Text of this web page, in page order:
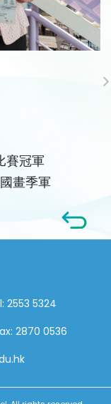
賽冠軍
畫季軍
2553 5324
2870 0536